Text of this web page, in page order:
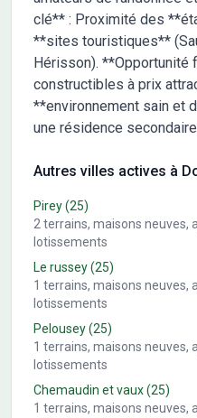
clé** : Proximité des
**sites touristiques**
Hérisson). **Opportunité
constructibles à prix
**environnement sain et
une résidence
Autres villes actives à
Pirey(25)
2 terrains, maisons neuves,
lotissements
Le russey(25)
1 terrains, maisons neuves,
lotissements
Pelousey(25)
1 terrains, maisons neuves,
lotissements
Chemaudin et vaux(25)
1 terrains, maisons neuves,